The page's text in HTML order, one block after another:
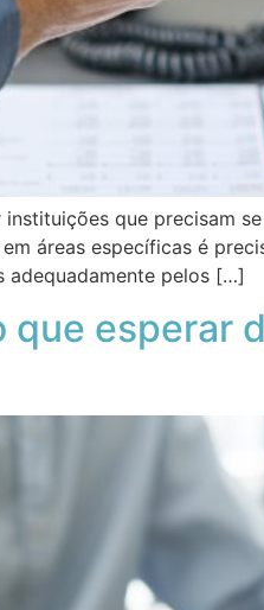
que precisam
áreas específicas é
adequadamente pelos […]
esperar